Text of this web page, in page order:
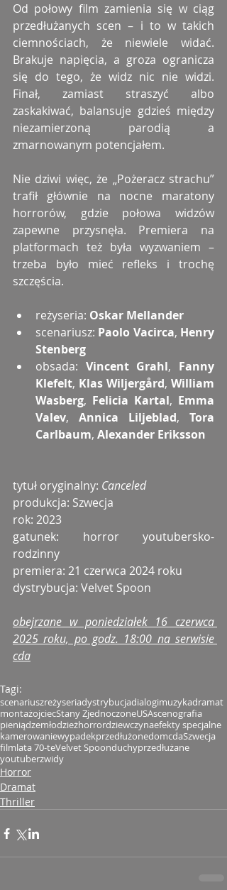
Od połowy film zamienia się w ciąg
przedłużanych scen – i to w takich
ciemnościach, że niewiele widać.
Brakuje napięcia, a groza ogranicza
się do tego, że widz nic nie widzi.
Finał, zamiast straszyć albo
zaskakiwać, balansuje gdzieś między
niezamierzoną parodią a
zmarnowanym potencjałem.
Nie dziwi więc, że „Pożeracz strachu”
trafił głównie na nocne maratony
horrorów, gdzie połowa widzów
zapewne przysnęła. Premiera na
platformach też była wyzwaniem –
trzeba było mieć refleks i trochę
szczęścia.
reżyseria: Oskar Mellander
scenariusz: Paolo Vacirca, Henry
Stenberg
obsada: Vincent Grahl, Fanny
Klefelt, Klas Wiljergård, William
Wasberg, Felicia Kartal, Emma
Valev, Annica Liljeblad, Tora
Carlbaum, Alexander Eriksson
tytuł oryginalny: Canceled
produkcja: Szwecja
rok: 2023
gatunek: horror youtubersko-
rodzinny
premiera: 21 czerwca 2024 roku
dystrybucja: Velvet Spoon
obejrzane w poniedziałek 16 czerwca
2025 roku, po godz. 18:00 na serwisie
cda
Tagi:
scenariuszreżyseriadystrybucjadialogimuzykadramat
montażojciecStany ZjednoczoneUSAscenografia
pieniądzemłodzieżhorrordziewczynaefekty specjalne
kamerowaniewypadekprzedłużonedomcdaSzwecja
filmlata 70-teVelvet Spoonduchyprzedłużane
youtuberzwidy
Horror
Dramat
Thriller